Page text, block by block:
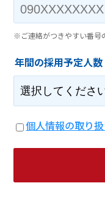
※ご連絡がつきやすい番号
年間の採用予定人数
個人情報の取り